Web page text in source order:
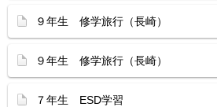
９年生 修学旅行（長崎）
９年生 修学旅行（長崎）
７年生 ESD学習